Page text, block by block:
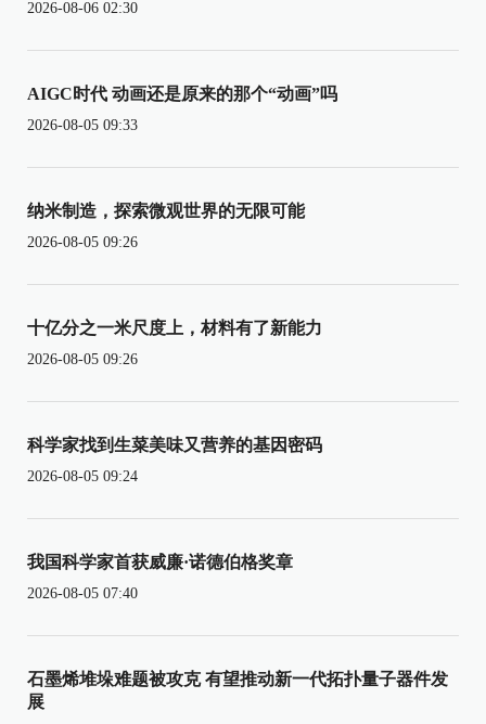
2026-08-06 02:30
AIGC时代 动画还是原来的那个“动画”吗
2026-08-05 09:33
纳米制造，探索微观世界的无限可能
2026-08-05 09:26
十亿分之一米尺度上，材料有了新能力
2026-08-05 09:26
科学家找到生菜美味又营养的基因密码
2026-08-05 09:24
我国科学家首获威廉·诺德伯格奖章
2026-08-05 07:40
石墨烯堆垛难题被攻克 有望推动新一代拓扑量子器件发
展